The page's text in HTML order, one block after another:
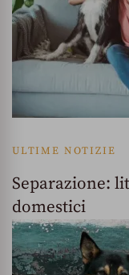
ULTIME NOTIZIE
Separazione:
domestici